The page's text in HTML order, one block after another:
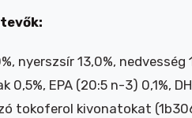
nyerszsír 13,0%,
0,5%, EPA (20:5 n-3) 0,1%,
tokoferol kivonatokat